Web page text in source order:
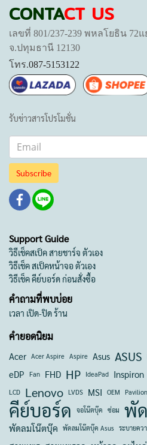
CONTACT US
เลขที่ 801/237-239 พหลโยธิน 72
จ.ปทุมธานี 12130
โทร.087-5153122
รับข่าวสารโปรโมชั่น
Subscribe
Support Guide
วิธีเช็คสเป็ค สายชาร์จ ตัวเอง
วิธีเช็ค สเป็คหน้าจอ ตัวเอง
วิธีเช็ค คีย์บอร์ด ก่อนสั่งซื้อ
คำถามที่พบบ่อย
เวลา เปิด-ปิด ร้าน
คำยอดนิยม
Acer Acer Aspire Aspire Asus ASUS
eDP Fan FHD HP IdeaPad Inspiron
LCD Lenovo LVDS MSI OEM Pavilion
คีย์บอร์ด จอโน๊ตบุ๊ค ซ่อม พั
พัดลมโน๊ตบุ๊ค พัดลมโน๊ตบุ๊ค Asus ระบายคว